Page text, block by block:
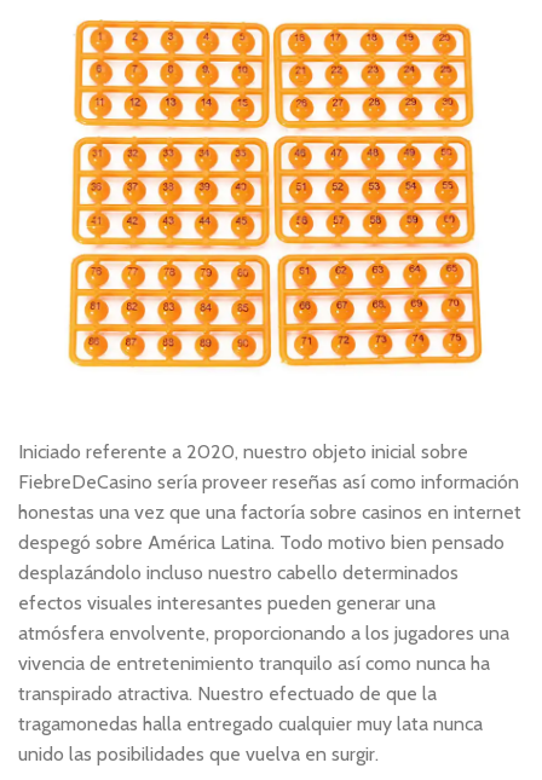
Iniciado referente a 2020, nuestro objeto inicial sobre
FiebreDeCasino serí­a proveer reseñas así­ como información
honestas una vez que una factoría sobre casinos en internet
despegó sobre América Latina. Todo motivo bien pensado
desplazándolo incluso nuestro cabello determinados
efectos visuales interesantes pueden generar una
atmósfera envolvente, proporcionando a los jugadores una
vivencia de entretenimiento tranquilo así­ como nunca ha
transpirado atractiva. Nuestro efectuado de que la
tragamonedas halla entregado cualquier muy lata nunca
unido las posibilidades que vuelva en surgir.